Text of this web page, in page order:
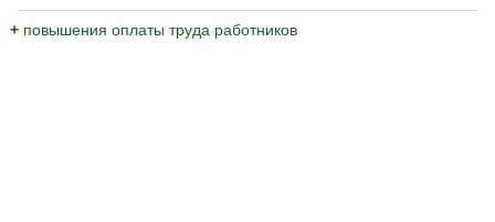
+ повышения оплаты труда работников